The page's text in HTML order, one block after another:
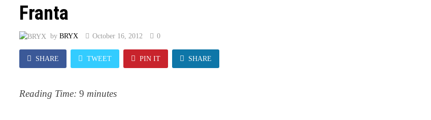
Franta
byBRYX October 16, 2012 0
SHARE TWEET PIN IT SHARE
Reading Time:9 minutes